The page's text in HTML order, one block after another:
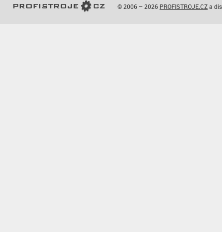
© 2006 – 2026 PROFISTROJE.CZa